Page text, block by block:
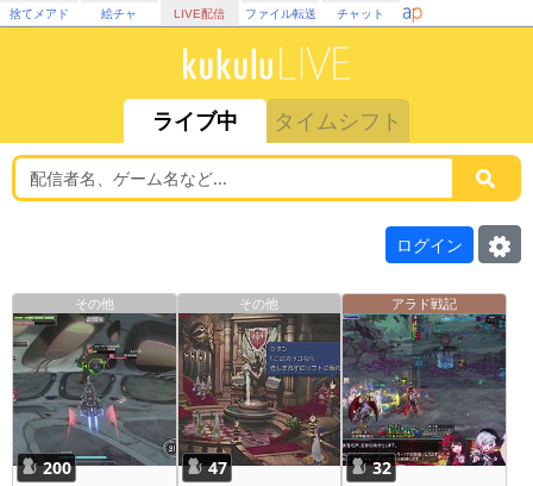
捨てメアド 絵チャ LIVE配信 ファイル転送 チャット
ライブ中 タイムシフト
ログイン
その他
200
その他
47
アラド戦記
32